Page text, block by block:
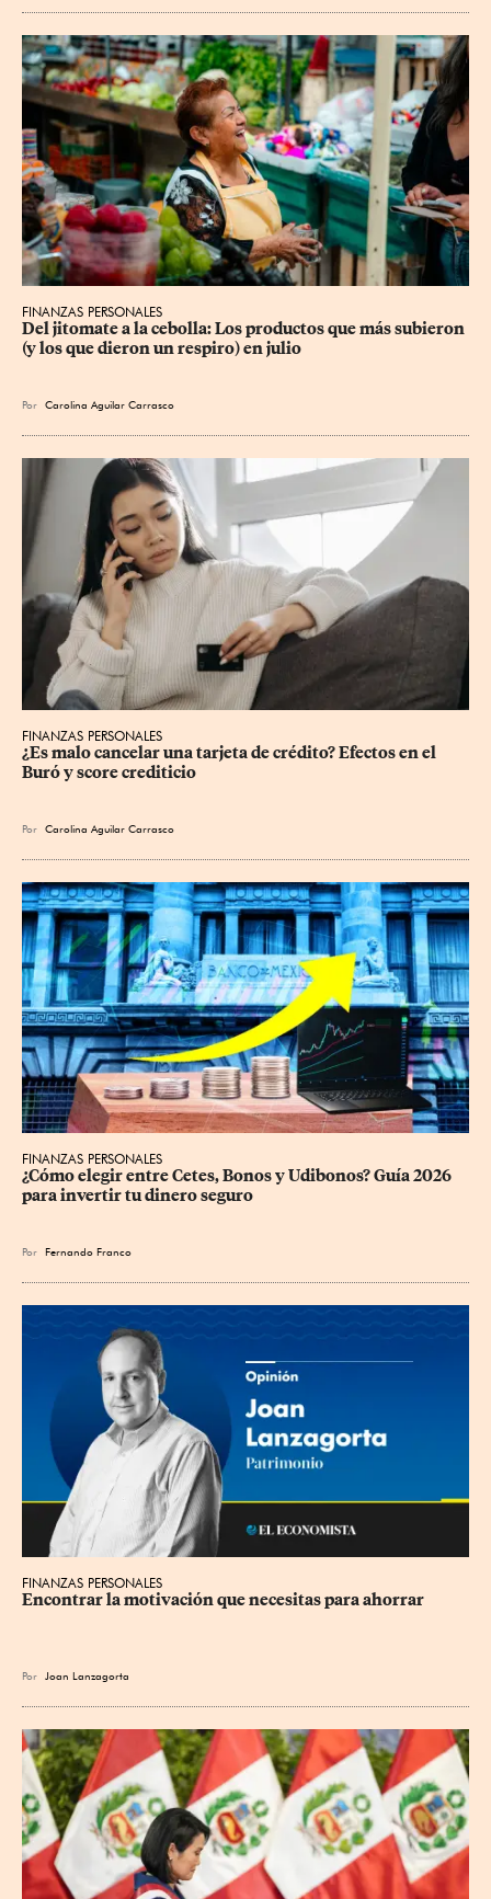
FINANZAS PERSONALES
Del jitomate a la cebolla: Los productos que más subieron
(y los que dieron un respiro) en julio
Por Carolina Aguilar Carrasco
FINANZAS PERSONALES
¿Es malo cancelar una tarjeta de crédito? Efectos en el
Buró y score crediticio
Por Carolina Aguilar Carrasco
FINANZAS PERSONALES
¿Cómo elegir entre Cetes, Bonos y Udibonos? Guía 2026
para invertir tu dinero seguro
Por Fernando Franco
FINANZAS PERSONALES
Encontrar la motivación que necesitas para ahorrar
Por Joan Lanzagorta